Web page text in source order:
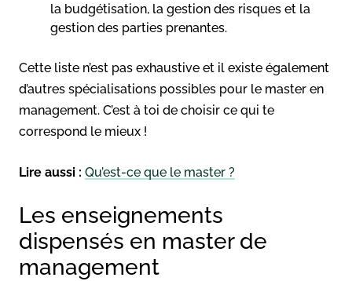
la budgétisation, la gestion des risques et la
gestion des parties prenantes.
Cette liste n’est pas exhaustive et il existe également
d’autres spécialisations possibles pour le master en
management. C’est à toi de choisir ce qui te
correspond le mieux !
Lire aussi : Qu’est-ce que le master ?
Les enseignements
dispensés en master de
management